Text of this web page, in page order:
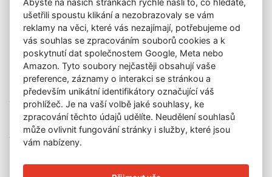
O nás
GDPR
Kontakt
KONTAKT
GALERIE LAZARSKÁ
Lazarská 7
110 00 Praha 1
E-mail:
info@galerielazarska.cz
Telefon:
+420 222 523 739
Abyste na našich stránkách rychle našli to, co hledáte,
ušetřili spoustu klikání a nezobrazovaly se vám
reklamy na věci, které vás nezajímají, potřebujeme od
vás souhlas se zpracováním souborů cookies a k
poskytnutí dat společnostem Google, Meta nebo
Amazon. Tyto soubory nejčastěji obsahují vaše
preference, záznamy o interakci se stránkou a
především unikátní identifikátory označující váš
prohlížeč. Je na vaší volbě jaké souhlasy, ke
zpracování těchto údajů udělíte. Neudělení souhlasů
může ovlivnit fungování stránky i služby, které jsou
vám nabízeny.